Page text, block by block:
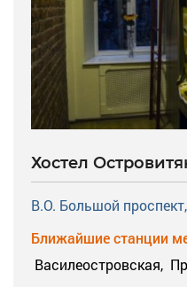
Хостел
В.О. Большой
Ближайшие станции
Василеостровская,